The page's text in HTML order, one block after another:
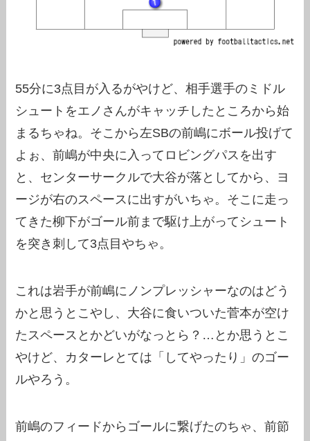
55分に3点目が入るがやけど、相手選手のミドル
シュートをエノさんがキャッチしたところから始
まるちゃね。そこから左SBの前嶋にボール投げて
よぉ、前嶋が中央に入ってロビングパスを出す
と、センターサークルで大谷が落としてから、ヨ
ージが右のスペースに出すがいちゃ。そこに走っ
てきた柳下がゴール前まで駆け上がってシュート
を突き刺して3点目やちゃ。
これは岩手が前嶋にノンプレッシャーなのはどう
かと思うとこやし、大谷に食いついた菅本が空け
たスペースとかどいがなっとら？…とか思うとこ
やけど、カターレとては「してやったり」のゴー
ルやろう。
前嶋のフィードからゴールに繋げたのちゃ、前節